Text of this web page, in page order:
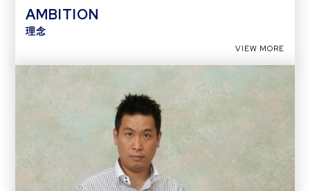
AMBITION
理念
VIEW MORE